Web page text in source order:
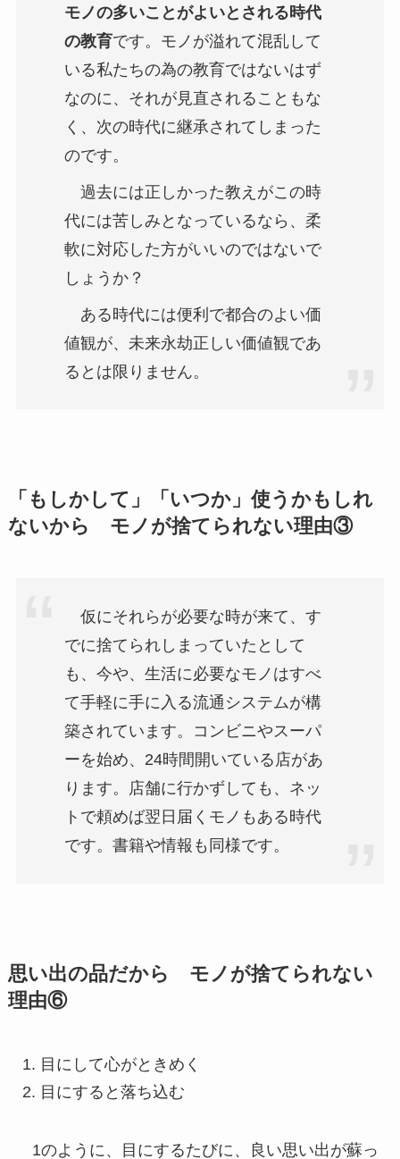
モノの多いことがよいとされる時代
の教育です。モノが溢れて混乱して
いる私たちの為の教育ではないはず
なのに、それが見直されることもな
く、次の時代に継承されてしまった
のです。
過去には正しかった教えがこの時
代には苦しみとなっているなら、柔
軟に対応した方がいいのではないで
しょうか？
ある時代には便利で都合のよい価
値観が、未来永劫正しい価値観であ
るとは限りません。
「もしかして」「いつか」使うかもしれ
ないから モノが捨てられない理由③
仮にそれらが必要な時が来て、す
でに捨てられしまっていたとして
も、今や、生活に必要なモノはすべ
て手軽に手に入る流通システムが構
築されています。コンビニやスーパ
ーを始め、24時間開いている店があ
ります。店舗に行かずしても、ネッ
トで頼めば翌日届くモノもある時代
です。書籍や情報も同様です。
思い出の品だから モノが捨てられない
理由⑥
目にして心がときめく
目にすると落ち込む
1のように、目にするたびに、良い思い出が蘇っ